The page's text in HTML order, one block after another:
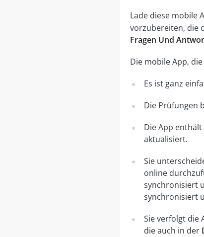
Lade diese mobile
vorzubereiten, die
Fragen Und
Die mobile App,
Es ist ganz
Die Prüfungen
Die App
aktualisiert.
Sie
online
synchronisiert
synchronisiert
Sie verfolgt die
die auch in der